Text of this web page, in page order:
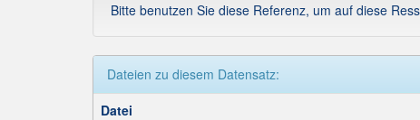
Bitte benutzen Sie diese Referenz, um auf diese
Dateien zu diesem Datensatz:
Datei